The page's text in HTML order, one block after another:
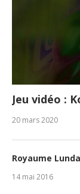
Jeu vidéo :
20 mars 2020
Royaume Lunda
14 mai 2016